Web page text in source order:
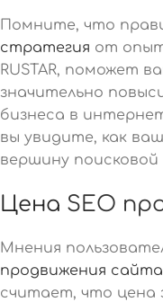
Помните, что
стратегия от
RUSTAR, поможет
значительно
бизнеса в
вы увидите, как
вершину поисковой
Цена SEO
Мнения
продвижения сайта
считает, что цена